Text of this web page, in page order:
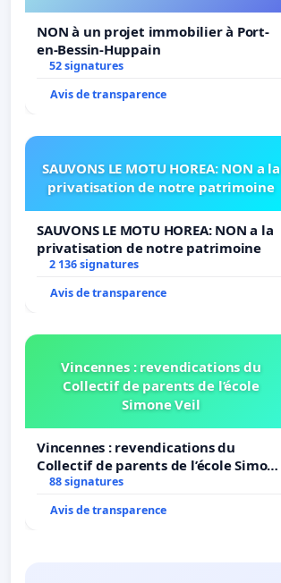
NON à un projet immobilier à Port-
en-Bessin-Huppain
52 signatures
Avis de transparence
SAUVONS LE MOTU HOREA: NON a la
privatisation de notre patrimoine
SAUVONS LE MOTU HOREA: NON a la
privatisation de notre patrimoine
2 136 signatures
Avis de transparence
Vincennes : revendications du
Collectif de parents de l’école
Simone Veil
Vincennes : revendications du
Collectif de parents de l’école Simone
Veil
88 signatures
Avis de transparence